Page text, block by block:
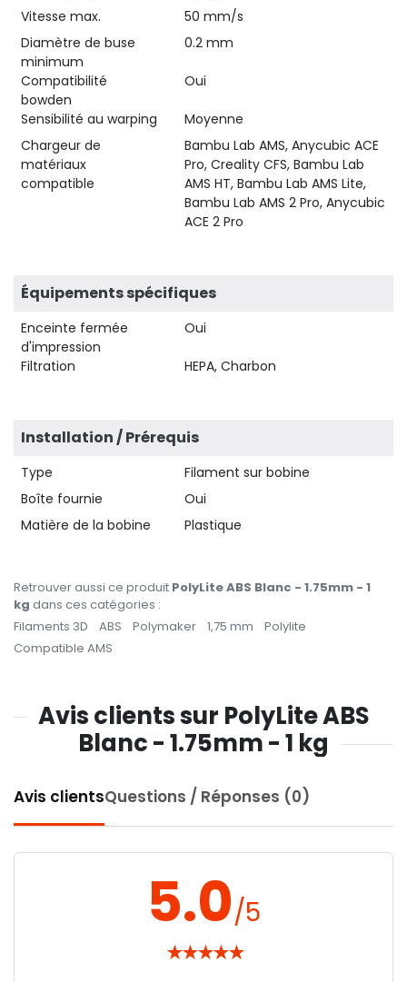
Vitesse max.
50 mm/s
Diamètre de buse
minimum
0.2 mm
Compatibilité
bowden
Oui
Sensibilité au warping
Moyenne
Chargeur de
matériaux
compatible
Bambu Lab AMS, Anycubic ACE
Pro, Creality CFS, Bambu Lab
AMS HT, Bambu Lab AMS Lite,
Bambu Lab AMS 2 Pro, Anycubic
ACE 2 Pro
Équipements spécifiques
Enceinte fermée
d'impression
Oui
Filtration HEPA, Charbon
Installation / Prérequis
Type
Filament sur bobine
Boîte fournie
Oui
Matière de la bobine
Plastique
Retrouver aussi ce produit PolyLite ABS Blanc - 1.75mm - 1
kg dans ces catégories :
Filaments 3D
ABS Polymaker 1,75 mm
Polylite
Compatible AMS
Avis clients sur PolyLite ABS
Blanc - 1.75mm - 1 kg
Avis clientsQuestions / Réponses (0)
5.0/5
★★★★★